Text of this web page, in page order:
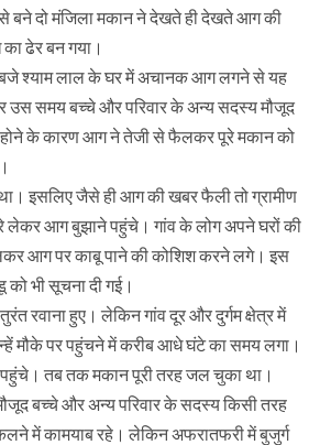
बने दो मंजिला मकान ने देखते ही देखते आग की
ढेर बन गया।
बजे श्याम लाल के घर में अचानक आग लगने से यह
उस समय बच्चे और परिवार के अन्य सदस्य मौजूद
के कारण आग ने तेजी से फैलकर पूरे मकान को
इसलिए जैसे ही आग की खबर फैली तो ग्रामीण
लेकर आग बुझाने पहुंचे। गांव के लोग अपने घरों की
आग पर काबू पाने की कोशिश करने लगे। इस
भी सूचना दी गई।
रवाना हुए। लेकिन गांव दूर और दुर्गम क्षेत्र में
मौके पर पहुंचने में करीब आधे घंटे का समय लगा।
तब तक मकान पूरी तरह जल चुका था।
बच्चे और अन्य परिवार के सदस्य किसी तरह
में कामयाब रहे। लेकिन अफरातफरी में बुजुर्ग